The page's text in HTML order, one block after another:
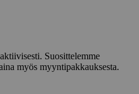
Suosittelemme
myös myyntipakkauksesta.